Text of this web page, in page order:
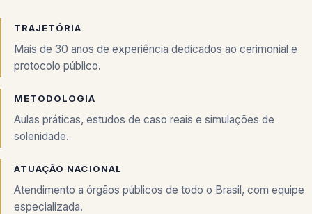
TRAJETÓRIA
Mais de 30 anos de experiência dedicados ao cerimonial e
protocolo público.
METODOLOGIA
Aulas práticas, estudos de caso reais e simulações de
solenidade.
ATUAÇÃO NACIONAL
Atendimento a órgãos públicos de todo o Brasil, com equipe
especializada.